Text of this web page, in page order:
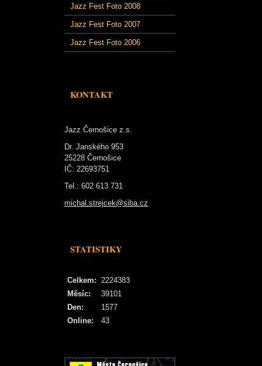
Jazz Fest Foto 2008
Jazz Fest Foto 2007
Jazz Fest Foto 2006
KONTAKT
Jazz Černošice z.s.
Dr. Janského 953
25228 Černošice
IČ: 22693751
Tel.: 602 613 731
michal.strejcek@siba.cz
STATISTIKY
Online: 43
Celkem: 2224383
Měsíc:
39101
Den:
1577